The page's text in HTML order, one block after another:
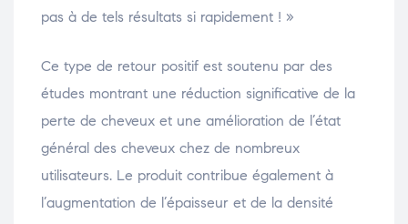
pas à de tels résultats si rapidement ! »
Ce type de retour positif est soutenu par des
études montrant une réduction significative de la
perte de cheveux et une amélioration de l’état
général des cheveux chez de nombreux
utilisateurs. Le produit contribue également à
l’augmentation de l’épaisseur et de la densité